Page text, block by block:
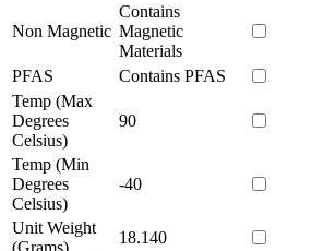
Non Magnetic
Contains
Magnetic
Materials
PFAS
Contains PFAS
Temp (Max
Degrees
Celsius)
90
Temp (Min
Degrees
Celsius)
-40
Unit Weight
(Grams)
18.140